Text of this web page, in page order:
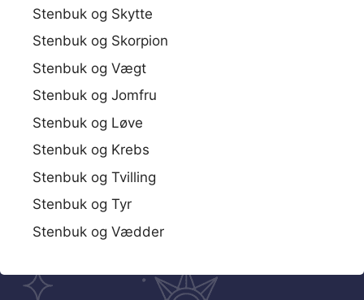
Stenbuk og Skytte
Stenbuk og Skorpion
Stenbuk og Vægt
Stenbuk og Jomfru
Stenbuk og Løve
Stenbuk og Krebs
Stenbuk og Tvilling
Stenbuk og Tyr
Stenbuk og Vædder